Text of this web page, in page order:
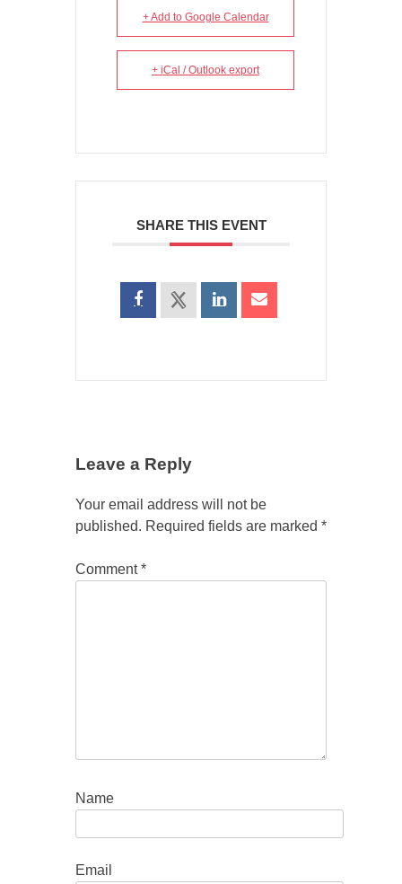
+ Add to Google Calendar
+ iCal / Outlook export
SHARE THIS EVENT
Leave a Reply
Your email address will not be
published. Required fields are marked *
Comment*
Name
Email